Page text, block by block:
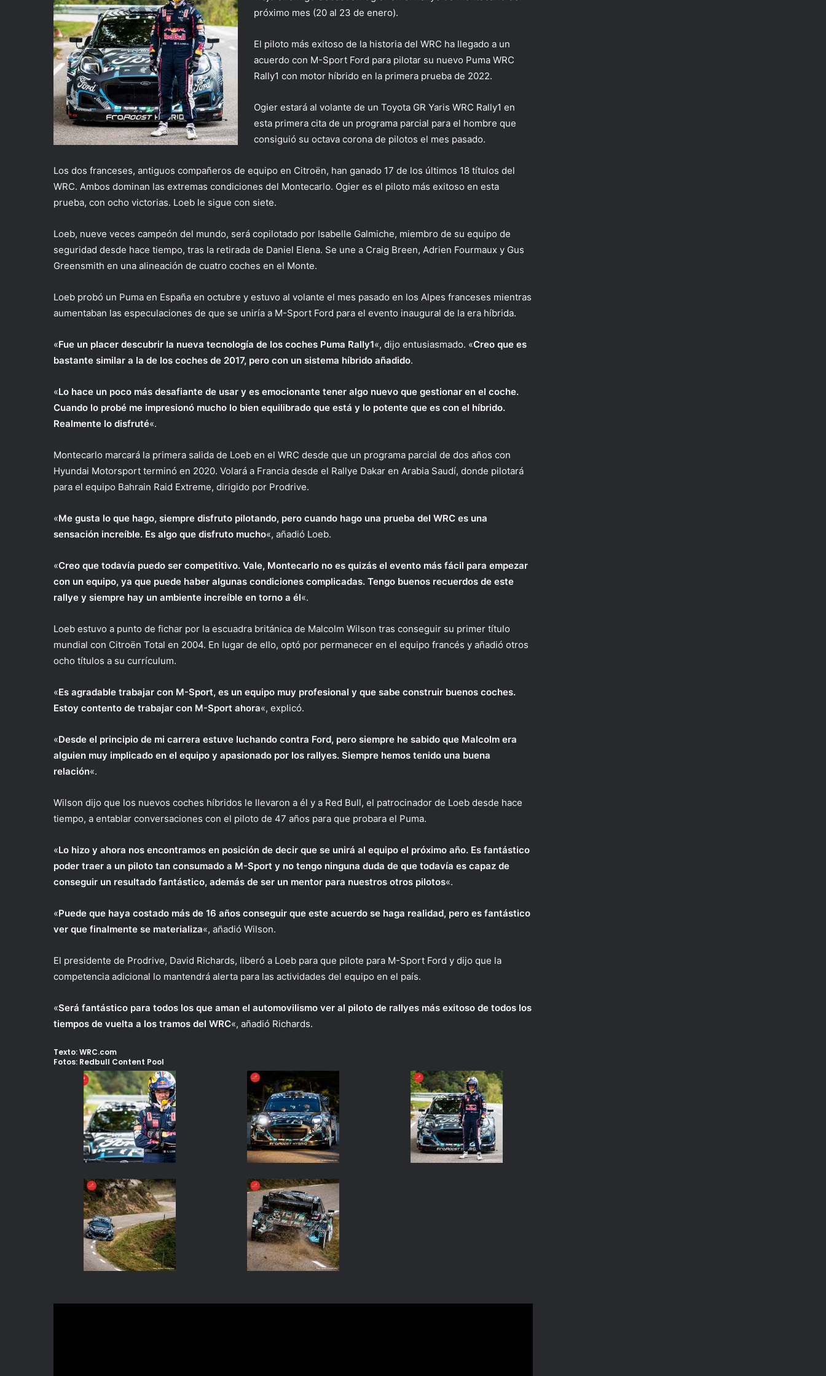
próximo mes (20 al 23 de enero).
El piloto más exitoso de la historia del WRC ha llegado a un
acuerdo con M-Sport Ford para pilotar su nuevo Puma WRC
Rally1 con motor híbrido en la primera prueba de 2022.
Ogier estará al volante de un Toyota GR Yaris WRC Rally1 en
esta primera cita de un programa parcial para el hombre que
consiguió su octava corona de pilotos el mes pasado.
Los dos franceses, antiguos compañeros de equipo en Citroën, han ganado 17 de los últimos 18 títulos del
WRC. Ambos dominan las extremas condiciones del Montecarlo. Ogier es el piloto más exitoso en esta
prueba, con ocho victorias. Loeb le sigue con siete.
Loeb, nueve veces campeón del mundo, será copilotado por Isabelle Galmiche, miembro de su equipo de
seguridad desde hace tiempo, tras la retirada de Daniel Elena. Se une a Craig Breen, Adrien Fourmaux y Gus
Greensmith en una alineación de cuatro coches en el Monte.
Loeb probó un Puma en España en octubre y estuvo al volante el mes pasado en los Alpes franceses mientras
aumentaban las especulaciones de que se uniría a M-Sport Ford para el evento inaugural de la era híbrida.
«Fue un placer descubrir la nueva tecnología de los coches Puma Rally1«, dijo entusiasmado. «Creo que es
bastante similar a la de los coches de 2017, pero con un sistema híbrido añadido.
«Lo hace un poco más desafiante de usar y es emocionante tener algo nuevo que gestionar en el coche.
Cuando lo probé me impresionó mucho lo bien equilibrado que está y lo potente que es con el híbrido.
Realmente lo disfruté«.
Montecarlo marcará la primera salida de Loeb en el WRC desde que un programa parcial de dos años con
Hyundai Motorsport terminó en 2020. Volará a Francia desde el Rallye Dakar en Arabia Saudí, donde pilotará
para el equipo Bahrain Raid Extreme, dirigido por Prodrive.
«Me gusta lo que hago, siempre disfruto pilotando, pero cuando hago una prueba del WRC es una
sensación increíble. Es algo que disfruto mucho«, añadió Loeb.
«Creo que todavía puedo ser competitivo. Vale, Montecarlo no es quizás el evento más fácil para empezar
con un equipo, ya que puede haber algunas condiciones complicadas. Tengo buenos recuerdos de este
rallye y siempre hay un ambiente increíble en torno a él«.
Loeb estuvo a punto de fichar por la escuadra británica de Malcolm Wilson tras conseguir su primer título
mundial con Citroën Total en 2004. En lugar de ello, optó por permanecer en el equipo francés y añadió otros
ocho títulos a su currículum.
«Es agradable trabajar con M-Sport, es un equipo muy profesional y que sabe construir buenos coches.
Estoy contento de trabajar con M-Sport ahora«, explicó.
«Desde el principio de mi carrera estuve luchando contra Ford, pero siempre he sabido que Malcolm era
alguien muy implicado en el equipo y apasionado por los rallyes. Siempre hemos tenido una buena
relación«.
Wilson dijo que los nuevos coches híbridos le llevaron a él y a Red Bull, el patrocinador de Loeb desde hace
tiempo, a entablar conversaciones con el piloto de 47 años para que probara el Puma.
«Lo hizo y ahora nos encontramos en posición de decir que se unirá al equipo el próximo año. Es fantástico
poder traer a un piloto tan consumado a M-Sport y no tengo ninguna duda de que todavía es capaz de
conseguir un resultado fantástico, además de ser un mentor para nuestros otros pilotos«.
«Puede que haya costado más de 16 años conseguir que este acuerdo se haga realidad, pero es fantástico
ver que finalmente se materializa«, añadió Wilson.
El presidente de Prodrive, David Richards, liberó a Loeb para que pilote para M-Sport Ford y dijo que la
competencia adicional lo mantendrá alerta para las actividades del equipo en el país.
«Será fantástico para todos los que aman el automovilismo ver al piloto de rallyes más exitoso de todos los
tiempos de vuelta a los tramos del WRC«, añadió Richards.
Texto: WRC.com
Fotos: Redbull Content Pool